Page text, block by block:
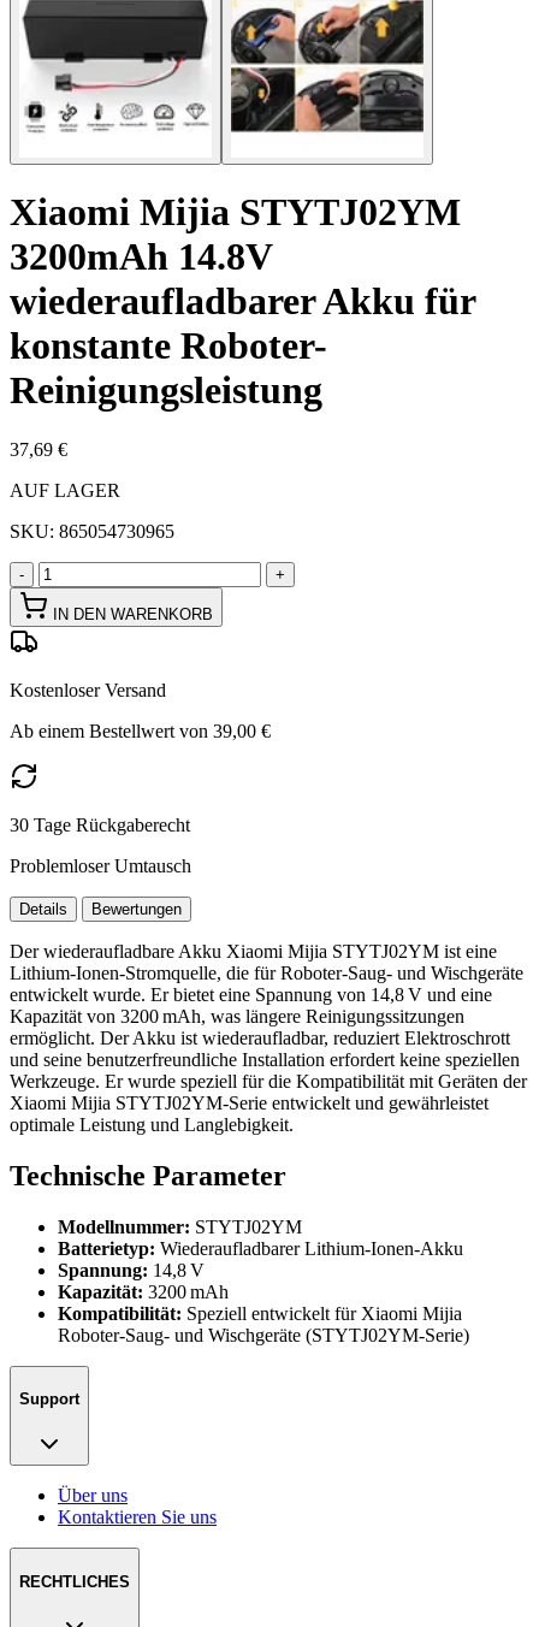
Xiaomi Mijia STYTJ02YM
3200mAh 14.8V
wiederaufladbarer Akku für
konstante Roboter-
Reinigungsleistung
37,69 €
AUF LAGER
SKU: 865054730965
- +
IN DEN WARENKORB
Kostenloser Versand
Ab einem Bestellwert von 39,00 €
30 Tage Rückgaberecht
Problemloser Umtausch
Details Bewertungen
Der wiederaufladbare Akku Xiaomi Mijia STYTJ02YM ist eine
Lithium-Ionen-Stromquelle, die für Roboter-Saug- und Wischgeräte
entwickelt wurde. Er bietet eine Spannung von 14,8 V und eine
Kapazität von 3200 mAh, was längere Reinigungssitzungen
ermöglicht. Der Akku ist wiederaufladbar, reduziert Elektroschrott
und seine benutzerfreundliche Installation erfordert keine speziellen
Werkzeuge. Er wurde speziell für die Kompatibilität mit Geräten der
Xiaomi Mijia STYTJ02YM-Serie entwickelt und gewährleistet
optimale Leistung und Langlebigkeit.
Technische Parameter
Modellnummer: STYTJ02YM
Batterietyp: Wiederaufladbarer Lithium-Ionen-Akku
Spannung: 14,8 V
Kapazität: 3200 mAh
Kompatibilität: Speziell entwickelt für Xiaomi Mijia
Roboter-Saug- und Wischgeräte (STYTJ02YM-Serie)
Support
Über uns
Kontaktieren Sie uns
RECHTLICHES